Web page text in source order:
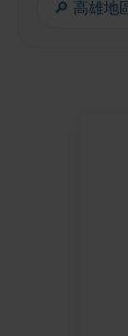
🔎 高雄地